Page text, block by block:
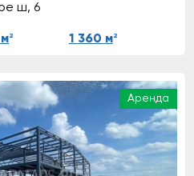
ш, 6
2 1 360 м2
Аренда